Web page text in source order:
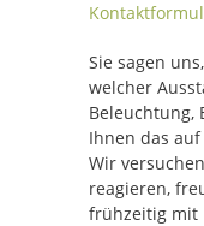
Sie sagen
welcher
Beleuchtung,
Ihnen das
Wir
reagieren,
frühzeitig mit